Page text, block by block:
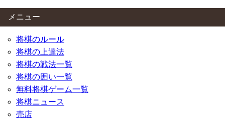
メニュー
将棋のルール
将棋の上達法
将棋の戦法一覧
将棋の囲い一覧
無料将棋ゲーム一覧
将棋ニュース
売店